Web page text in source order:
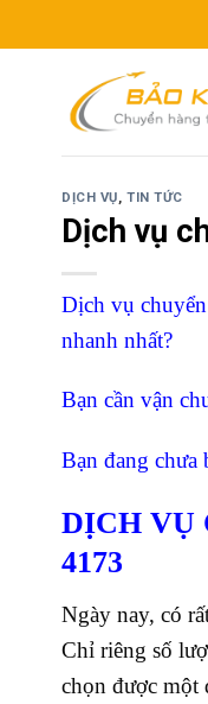
to
DỊCH VỤ,TIN TỨC
Dịch vụ
Dịch vụ
nhanh nhất?
Bạn cần vận
Bạn đang
DỊCH VỤ
4173
Ngày nay, có
Chỉ riêng số
chọn được một